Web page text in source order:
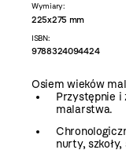
Wymiary:
225x275 mm
ISBN:
9788324094424
Osiem wieków
Przystępnie i
malarstwa.
nurty,